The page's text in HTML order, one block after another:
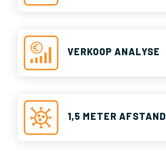
VERKOOP ANALYSE
1,5 METER AFSTAND